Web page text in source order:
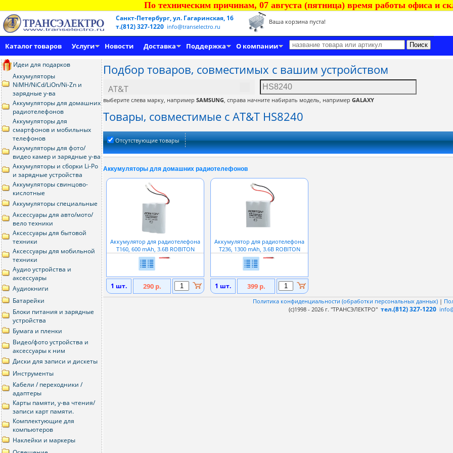
По техническим причинам, 07 августа (пятница) время работы офиса и
Санкт-Петербург, ул. Гагаринская, 16
т.(812) 327-1220 info@transelectro.ru
Ваша корзина пуста!
Каталог товаров Услуги Новости Доставка Поддержка О компании
Идеи для подарков
Аккумуляторы
NiMH/NiCd/LiOn/Ni-Zn и
зарядные у-ва
Аккумуляторы для домашних
радиотелефонов
Аккумуляторы для
смартфонов и мобильных
телефонов
Аккумуляторы для фото/
видео камер и зарядные у-ва
Аккумуляторы и сборки Li-Po
и зарядные устройства
Аккумуляторы свинцово-
кислотные
Аккумуляторы специальные
Аксессуары для авто/мото/
вело техники
Аксессуары для бытовой
техники
Аксессуары для мобильной
техники
Аудио устройства и
аксессуары
Аудиокниги
Батарейки
Блоки питания и зарядные
устройства
Бумага и пленки
Видео/фото устройства и
аксессуары к ним
Диски для записи и дискеты
Инструменты
Кабели / переходники /
адаптеры
Карты памяти, у-ва чтения/
записи карт памяти.
Комплектующие для
компьютеров
Наклейки и маркеры
Подбор товаров, совместимых с вашим устройством
AT&T
выберите слева марку, например SAMSUNG, справа начните набирать модель, например GALAXY
Товары, совместимые с AT&T HS8240
Отсутствующие товары
Аккумуляторы для домашних радиотелефонов
Аккумулятор для радиотелефона
T160, 600 mAh, 3.6В ROBITON
1 шт. 290 р.
Аккумулятор для радиотелефона
T236, 1300 mAh, 3.6В ROBITON
1 шт. 399 р.
Политика конфиденциальности (обработки персональных данных) |
(c)1998 - 2026 г. "ТРАНСЭЛЕКТРО" тел.(812) 327-1220